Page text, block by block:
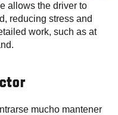
allows the driver to
reducing stress and
work, such as at
mucho mantener